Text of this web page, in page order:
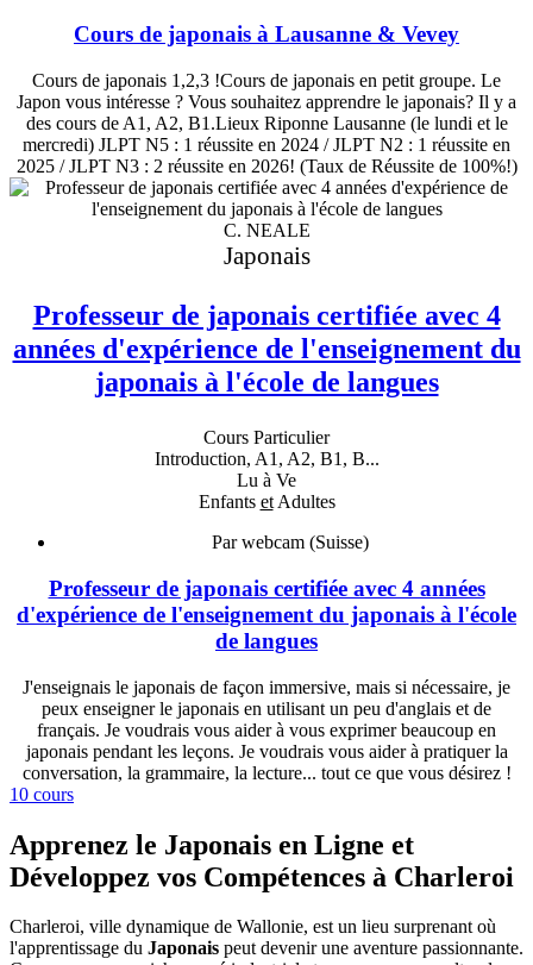
Cours de japonais à Lausanne & Vevey
Cours de japonais 1,2,3 !Cours de japonais en petit groupe. Le
Japon vous intéresse ? Vous souhaitez apprendre le japonais? Il y a
des cours de A1, A2, B1.Lieux Riponne Lausanne (le lundi et le
mercredi) JLPT N5 : 1 réussite en 2024 / JLPT N2 : 1 réussite en
2025 / JLPT N3 : 2 réussite en 2026! (Taux de Réussite de 100%!)
C. NEALE
Japonais
Professeur de japonais certifiée avec 4
années d'expérience de l'enseignement du
japonais à l'école de langues
Cours Particulier
Introduction, A1, A2, B1, B...
Lu à Ve
Enfants etAdultes
Par webcam (Suisse)
Professeur de japonais certifiée avec 4 années
d'expérience de l'enseignement du japonais à l'école
de langues
J'enseignais le japonais de façon immersive, mais si nécessaire, je
peux enseigner le japonais en utilisant un peu d'anglais et de
français. Je voudrais vous aider à vous exprimer beaucoup en
japonais pendant les leçons. Je voudrais vous aider à pratiquer la
conversation, la grammaire, la lecture... tout ce que vous désirez !
10 cours
Apprenez le Japonais en Ligne et
Développez vos Compétences à Charleroi
Charleroi, ville dynamique de Wallonie, est un lieu surprenant où
l'apprentissage du Japonais peut devenir une aventure passionnante.